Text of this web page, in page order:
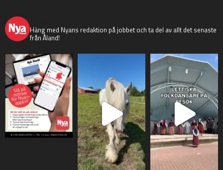
Häng med Nyans redaktion på jobbet och ta del av allt det senaste
från Åland!